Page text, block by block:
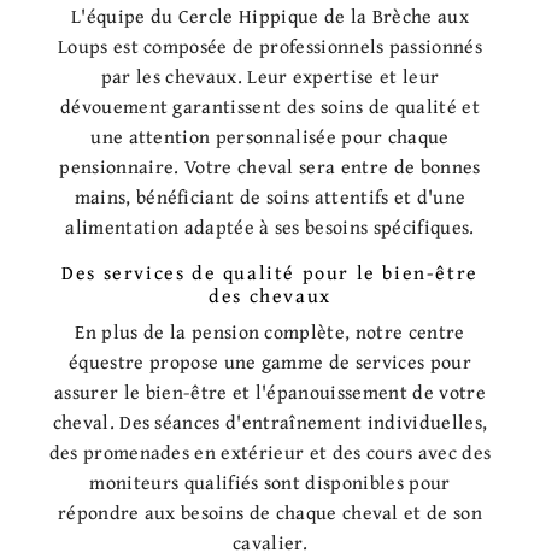
L'équipe du Cercle Hippique de la Brèche aux
Loups est composée de professionnels passionnés
par les chevaux. Leur expertise et leur
dévouement garantissent des soins de qualité et
une attention personnalisée pour chaque
pensionnaire. Votre cheval sera entre de bonnes
mains, bénéficiant de soins attentifs et d'une
alimentation adaptée à ses besoins spécifiques.
Des services de qualité pour le bien-être
des chevaux
En plus de la pension complète, notre centre
équestre propose une gamme de services pour
assurer le bien-être et l'épanouissement de votre
cheval. Des séances d'entraînement individuelles,
des promenades en extérieur et des cours avec des
moniteurs qualifiés sont disponibles pour
répondre aux besoins de chaque cheval et de son
cavalier.